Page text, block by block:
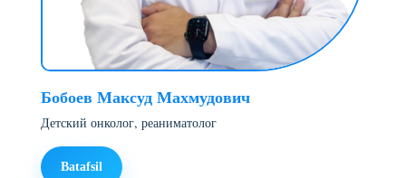
Бобоев Максуд Махмудович
Детский онколог, реаниматолог
Batafsil